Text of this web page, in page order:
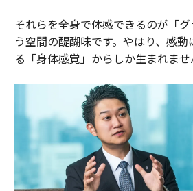
それらを全身で体感できるのが「
う空間の醍醐味です。やはり、感
る「身体感覚」からしか生まれませ